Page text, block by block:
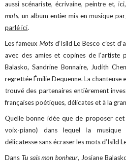
aussi scénariste, écrivaine, peintre et,
mots, un album entier mis en musique par
parlé ici.
Les fameux Motsd’Isild Le Besco c’est
avec des amies et copines de l’artiste
Balasko, Sandrine Bonnaire, Judith
regrettée Émilie Dequenne. La
trouvé des partenaires entièrement
françaises poétiques, délicates et à la
Quelle bonne idée que de proposer
voix-piano) dans lequel la musique
délicatesse sans écraser les mots d’Isild
Dans Tu sais mon bonheur, Josiane